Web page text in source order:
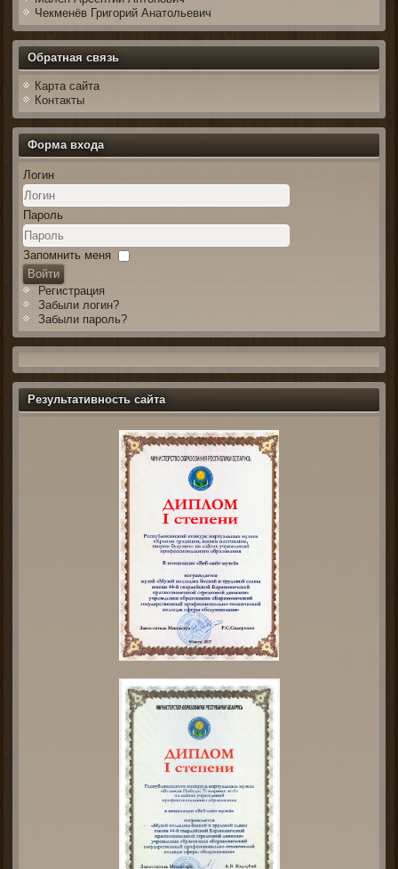
Чекменёв Григорий Анатольевич
Обратная связь
Карта сайта
Контакты
Форма входа
Логин
Пароль
Запомнить меня
Войти
Регистрация
Забыли логин?
Забыли пароль?
Результативность сайта